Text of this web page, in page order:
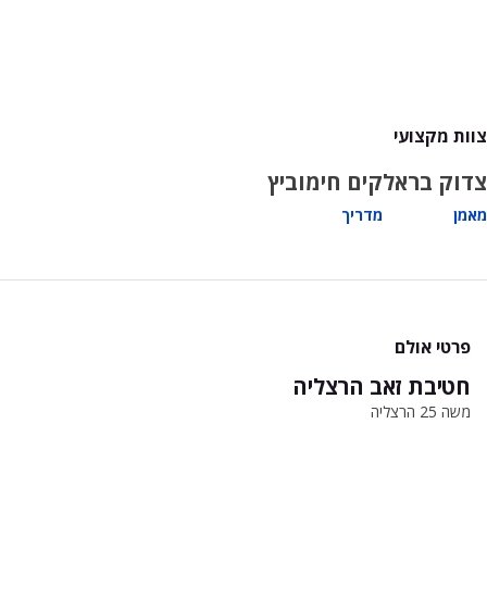
צוות מקצועי
צדוק בראל
מאמן
קים חימוביץ
מדריך
פרטי אולם
חטיבת זאב הרצליה
משה 25 הרצליה